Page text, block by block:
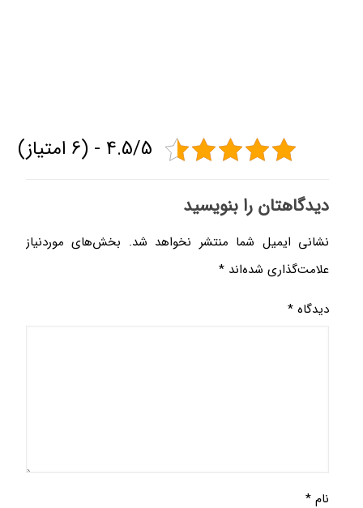
4.5/5 - (6 امتیاز)
دیدگاهتان را بنویسید
نشانی ایمیل شما منتشر نخواهد شد.
بخش‌های موردنیاز
علامت‌گذاری شده‌اند *
دیدگاه*
نام*